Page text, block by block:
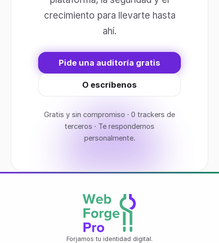
crecimiento para llevarte hasta
ahí.
Pide una auditoría gratis
O escríbenos
Gratis y sin compromiso · 0 trackers de
terceros · Te respondemos
personalmente.
Forjamos tu identidad digital.